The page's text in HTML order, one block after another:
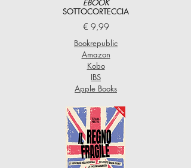
EBOOK
SOTTOCORTECCIA
€ 9,99
Bookrepublic
Amazon
Kobo
IBS
Apple Books